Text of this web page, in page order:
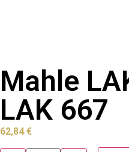
Mahle
LAK 667
62,84€